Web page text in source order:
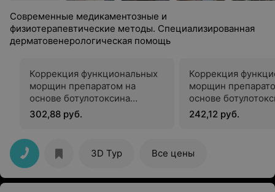
Современные медикаментозные и
физиотерапевтические методы. Специализированная
дерматовенерологическая помощь
Коррекция функциональных
морщин препаратом на
основе ботулотоксина
лобной области
302,88 руб.
Коррекция
морщин
основе
(нейронокс)
242,12 руб.
3D Тур Все цены